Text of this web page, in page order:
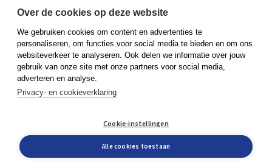
Koninklijke Boom uitgevers
Boom Psychologie
Boom Hoger Onderwijs
Privacy policy
Cookieverklaring
© Boom uitgevers 2026
Over de cookies op deze website
We gebruiken cookies om content en advertenties te
personaliseren, om functies voor social media te bieden en om ons
websiteverkeer te analyseren. Ook delen we informatie over jouw
gebruik van onze site met onze partners voor social media,
adverteren en analyse.
Privacy- en cookieverklaring
Cookie-instellingen
Alle cookies toestaan